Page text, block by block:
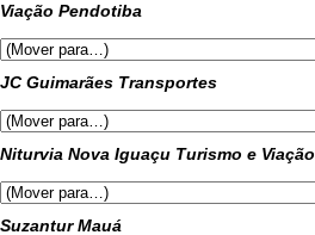
Viação Pendotiba
JC Guimarães Transportes
Niturvia Nova Iguaçu Turismo e Viação
Suzantur Mauá